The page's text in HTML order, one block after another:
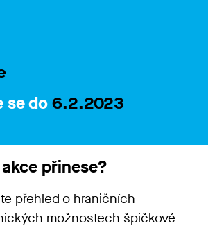
se do6.2.2023
přinese?
přehled o hraničních
možnostech špičkové